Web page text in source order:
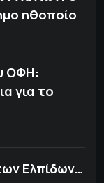
ηθοποίο
ΟΦΗ:
για το
Ελπίδων…